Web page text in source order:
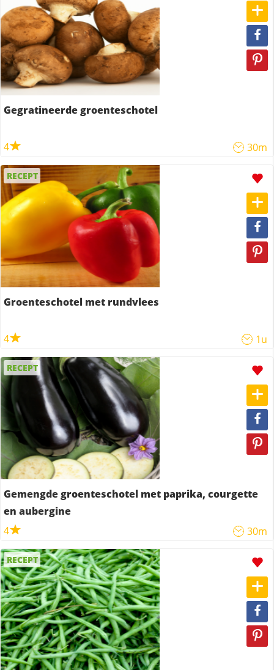
Gegratineerde groenteschotel
4 30m
RECEPT
Groenteschotel met rundvlees
4 1u
RECEPT
Gemengde groenteschotel met paprika, courgette
en aubergine
4
30m
RECEPT